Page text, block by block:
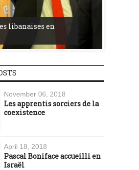
libanaises en
November 06, 2018
Les apprentis sorciers de la
coexistence
April 18, 2018
Pascal Boniface accueilli en
Israël